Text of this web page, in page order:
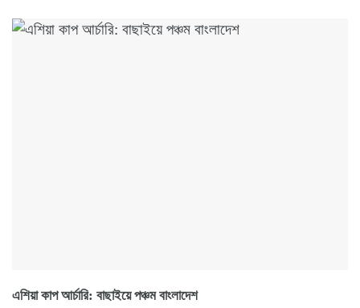
এশিয়া কাপ আর্চারি: বাছাইয়ে পঞ্চম বাংলাদেশ